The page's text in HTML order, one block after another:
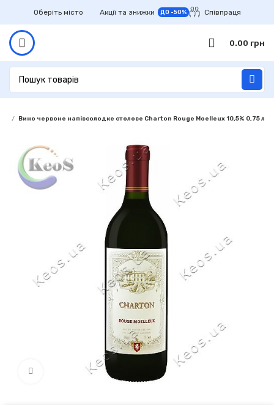
Оберіть місто Акції та знижки ДО -50% Співпраця
0.00 грн
Вино червоне напівсолодке столове Charton Rouge Moelleux 10,5% 0,75 л
Click to enlarge